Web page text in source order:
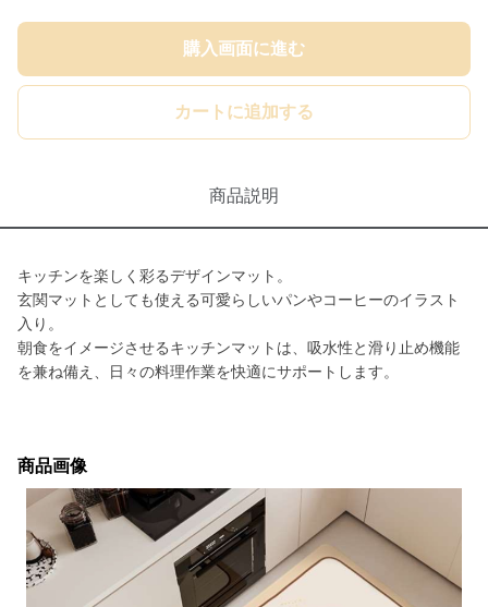
購入画面に進む
カートに追加する
商品説明
キッチンを楽しく彩るデザインマット。
玄関マットとしても使える可愛らしいパンやコーヒーのイラスト
入り。
朝食をイメージさせるキッチンマットは、吸水性と滑り止め機能
を兼ね備え、日々の料理作業を快適にサポートします。
商品画像